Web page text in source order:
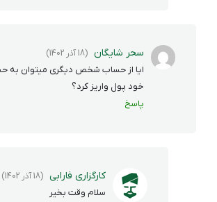
سحر شایگان (18 آذر 1402)
ایا از حساب شخص دیگری میتوان به
خود پول واریز کرد؟
پاسخ
کارگزاری فارابی (18 آذر 1402)
سلام وقت بخیر